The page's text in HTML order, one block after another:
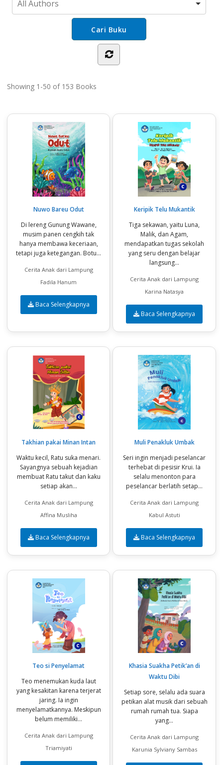
Showing 1-50 of 153 Books
Nuwo Bareu Odut
Di lereng Gunung Wawane,
musim panen cengkih tak
hanya membawa keceriaan,
tetapi juga ketegangan. Botu...
Cerita Anak dari Lampung
Fadila Hanum
Baca Selengkapnya
Keripik Telu Mukantik
Tiga sekawan, yaitu Luna,
Malik, dan Agam,
mendapatkan tugas sekolah
yang seru dengan belajar
langsung...
Cerita Anak dari Lampung
Karina Natasya
Baca Selengkapnya
Takhian pakai Minan Intan
Waktu kecil, Ratu suka menari.
Sayangnya sebuah kejadian
membuat Ratu takut dan kaku
setiap akan...
Cerita Anak dari Lampung
Affina Musliha
Baca Selengkapnya
Muli Penakluk Umbak
Seri ingin menjadi peselancar
terhebat di pesisir Krui. Ia
selalu menonton para
peselancar berlatih setap...
Cerita Anak dari Lampung
Kabul Astuti
Baca Selengkapnya
Teo si Penyelamat
Teo menemukan kuda laut
yang kesakitan karena terjerat
jaring. Ia ingin
menyelamatkannya. Meskipun
belum memiliki...
Cerita Anak dari Lampung
Triamiyati
Khasia Suakha Petik’an di
Waktu Dibi
Setiap sore, selalu ada suara
petikan alat musik dari sebuah
rumah rumah tua. Siapa
yang...
Cerita Anak dari Lampung
Karunia Sylviany Sambas